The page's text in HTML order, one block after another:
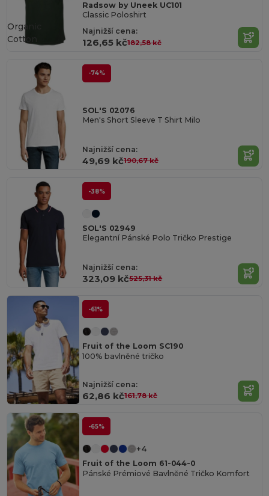
Radsow by Uneek UC101
Classic Poloshirt
Najnižší cena:
126,65 kč182,58 kč
Organic
Cotton
-74%
SOL'S 02076
Men's Short Sleeve T Shirt Milo
Najnižší cena:
49,69 kč190,67 kč
-38%
SOL'S 02949
Elegantní Pánské Polo Tričko Prestige
Najnižší cena:
323,09 kč525,31 kč
-61%
Fruit of the Loom SC190
100% bavlněné tričko
Najnižší cena:
62,86 kč161,78 kč
-65%
+4
Fruit of the Loom 61-044-0
Pánské Prémiové Bavlněné Tričko Komfort